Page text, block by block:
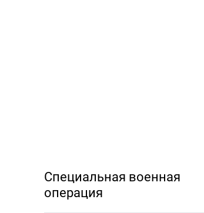
Специальная военная
операция